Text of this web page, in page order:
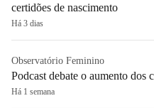
certidões de nascimento
Há 3 dias
Observatório Feminino
Podcast debate o aumento dos
Há 1 semana